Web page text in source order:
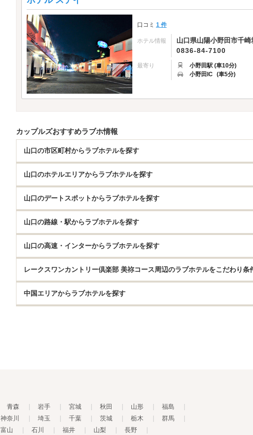
口コミ 1 件
ホテル情報
山口県山陽小野田市千
0836-84-7100
最寄り
小野田駅 (車10分)
小野田IC (車5分)
カップルズおすすめラブホ情報
山口の市区町村からラブホテルを探す
山口のホテルエリアからラブホテルを探す
山口のデートスポットからラブホテルを探す
山口の路線・駅からラブホテルを探す
山口の高速・インターからラブホテルを探す
レークスワンカントリー倶楽部 美祢コース周辺のラブホテルをこだわり条
中国エリアからラブホテルを探す
青森 岩手 宮城 秋田 山形 福島
神奈川 埼玉 千葉 茨城 栃木 群馬
富山 石川 福井 山梨 長野